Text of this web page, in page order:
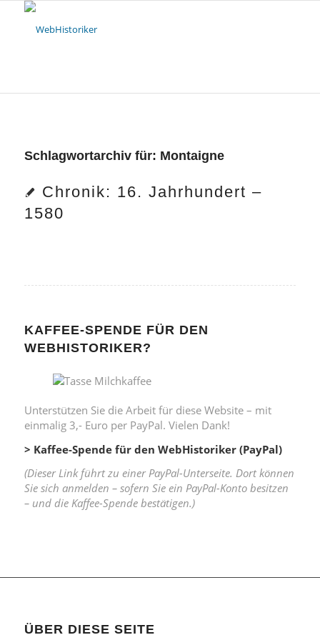
Schlagwortarchiv für: Montaigne
Chronik: 16. Jahrhundert –
1580
KAFFEE-SPENDE FÜR DEN
WEBHISTORIKER?
Unterstützen Sie die Arbeit für diese Website – mit
einmalig 3,- Euro per PayPal. Vielen Dank!
> Kaffee-Spende für den WebHistoriker (PayPal)
(Dieser Link führt zu einer PayPal-Unterseite. Dort können
Sie sich anmelden – sofern Sie ein PayPal-Konto besitzen
– und die Kaffee-Spende bestätigen.)
ÜBER DIESE SEITE